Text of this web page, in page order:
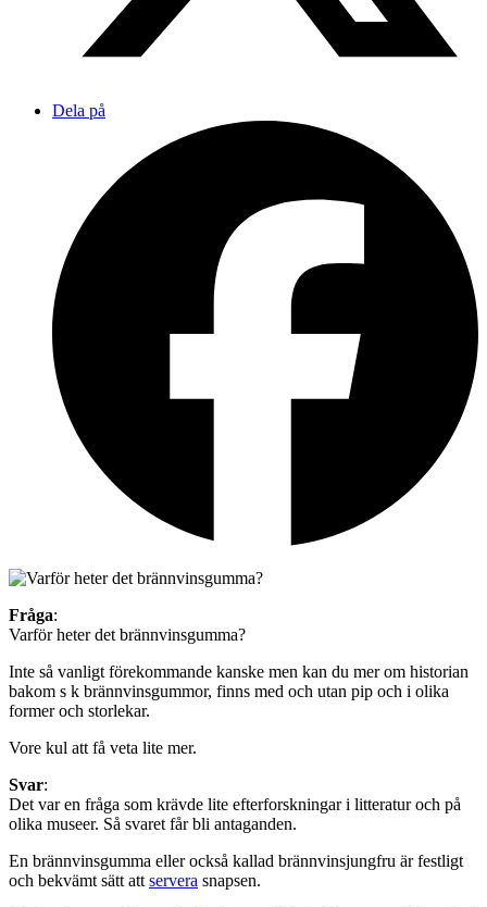
Dela på
Fråga:
Varför heter det brännvinsgumma?
Inte så vanligt förekommande kanske men kan du mer om historian
bakom s k brännvinsgummor, finns med och utan pip och i olika
former och storlekar.
Vore kul att få veta lite mer.
Svar:
Det var en fråga som krävde lite efterforskningar i litteratur och på
olika museer. Så svaret får bli antaganden.
En brännvinsgumma eller också kallad brännvinsjungfru är festligt
och bekvämt sätt att servera snapsen.